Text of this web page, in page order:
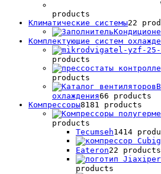
products
Климатические системы22
Комплектующие систем
products
products
охлаждения66 products
Компрессоры8181 products
products
Tecumseh1414
Eateron22 products
products